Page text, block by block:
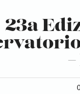
23a